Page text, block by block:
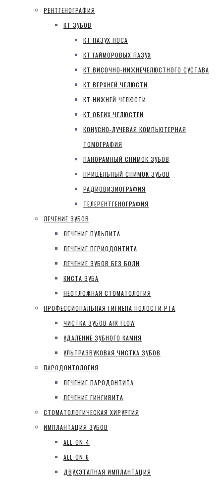
РЕНТГЕНОГРАФИЯ
КТ ЗУБОВ
КТ ПАЗУХ НОСА
КТ ГАЙМОРОВЫХ ПАЗУХ
КТ ВИСОЧНО-НИЖНЕЧЕЛЮСТНОГО СУСТАВА
КТ ВЕРХНЕЙ ЧЕЛЮСТИ
КТ НИЖНЕЙ ЧЕЛЮСТИ
КТ ОБЕИХ ЧЕЛЮСТЕЙ
КОНУСНО-ЛУЧЕВАЯ КОМПЬЮТЕРНАЯ
ТОМОГРАФИЯ
ПАНОРАМНЫЙ СНИМОК ЗУБОВ
ПРИЦЕЛЬНЫЙ СНИМОК ЗУБОВ
РАДИОВИЗИОГРАФИЯ
ТЕЛЕРЕНТГЕНОГРАФИЯ
ЛЕЧЕНИЕ ЗУБОВ
ЛЕЧЕНИЕ ПУЛЬПИТА
ЛЕЧЕНИЕ ПЕРИОДОНТИТА
ЛЕЧЕНИЕ ЗУБОВ БЕЗ БОЛИ
КИСТА ЗУБА
НЕОТЛОЖНАЯ СТОМАТОЛОГИЯ
ПРОФЕССИОНАЛЬНАЯ ГИГИЕНА ПОЛОСТИ РТА
ЧИСТКА ЗУБОВ AIR FLOW
УДАЛЕНИЕ ЗУБНОГО КАМНЯ
УЛЬТРАЗВУКОВАЯ ЧИСТКА ЗУБОВ
ПАРОДОНТОЛОГИЯ
ЛЕЧЕНИЕ ПАРОДОНТИТА
ЛЕЧЕНИЕ ГИНГИВИТА
СТОМАТОЛОГИЧЕСКАЯ ХИРУРГИЯ
ИМПЛАНТАЦИЯ ЗУБОВ
ALL-ON-4
ALL-ON-6
ДВУХЭТАПНАЯ ИМПЛАНТАЦИЯ